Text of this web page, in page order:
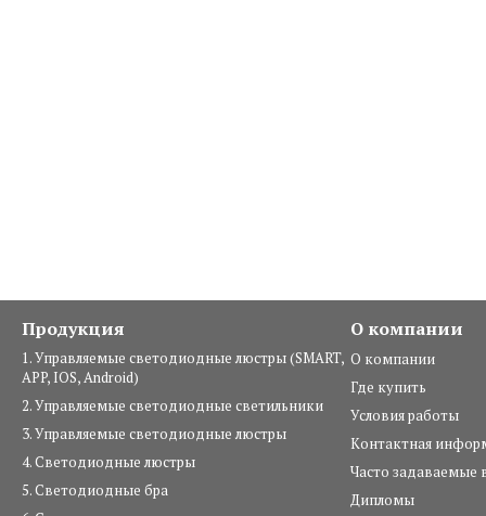
Продукция
1. Управляемые светодиодные люстры (SMART,
APP, IOS, Android)
2. Управляемые светодиодные светильники
3. Управляемые светодиодные люстры
4. Светодиодные люстры
5. Светодиодные бра
О компании
О компании
Где купить
Условия работы
Контактная
Часто задаваемые
Дипломы